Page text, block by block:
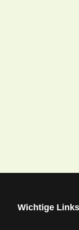
Wichtige Links